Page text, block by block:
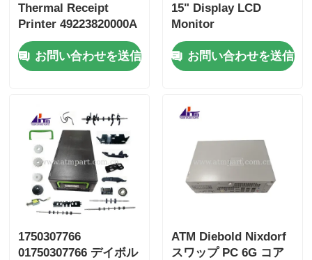
Thermal Receipt
Printer 49223820000A
49-223820-000A
お問い合わせを送信
15" Display LCD
Monitor
49201788000G 49-
201788-000G
お問い合わせを送信
1750307766
01750307766 デイボル
ATM Diebold Nixdorf
スワップ PC 6G コア